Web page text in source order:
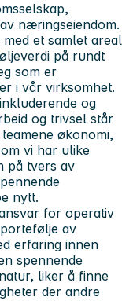
næringseiendom.
et samlet areal
på rundt
som er
i vår virksomhet.
og
og trivsel står
økonomi,
vi har ulike
på tvers av
nytt.
for operativ
av
erfaring innen
spennende
liker å finne
der andre